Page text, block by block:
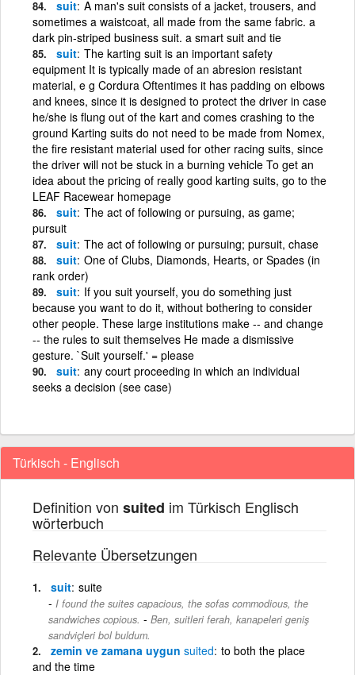
suit A man's suit consists of a jacket, trousers, and
sometimes a waistcoat, all made from the same fabric. a
dark pin-striped business suit. a smart suit and tie
suit The karting suit is an important safety
equipment It is typically made of an abresion resistant
material, e g Cordura Oftentimes it has padding on elbows
and knees, since it is designed to protect the driver in case
he/she is flung out of the kart and comes crashing to the
ground Karting suits do not need to be made from Nomex,
the fire resistant material used for other racing suits, since
the driver will not be stuck in a burning vehicle To get an
idea about the pricing of really good karting suits, go to the
LEAF Racewear homepage
suit The act of following or pursuing, as game;
pursuit
suit The act of following or pursuing; pursuit, chase
suit One of Clubs, Diamonds, Hearts, or Spades (in
rank order)
suit If you suit yourself, you do something just
because you want to do it, without bothering to consider
other people. These large institutions make -- and change
-- the rules to suit themselves He made a dismissive
gesture. `Suit yourself.' = please
suit any court proceeding in which an individual
seeks a decision (see case)
Türkisch - Englisch
Definition von suited im Türkisch Englisch
wörterbuch
Relevante Übersetzungen
suit suite
I found the suites capacious, the sofas commodious, the
sandwiches copious. - Ben, suitleri ferah, kanapeleri geniş
sandviçleri bol buldum.
zemin ve zamana uygun suited to both the place
and the time